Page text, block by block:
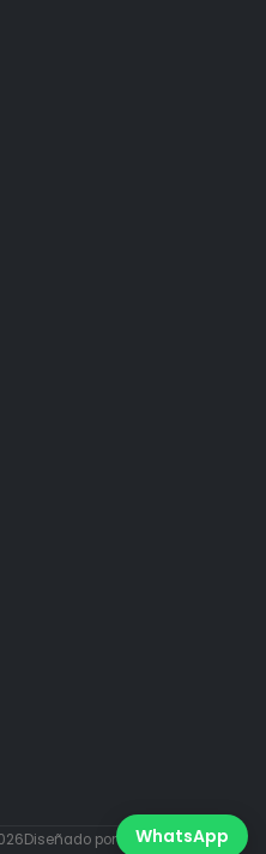
por DiabloEstudio.cl
WhatsApp